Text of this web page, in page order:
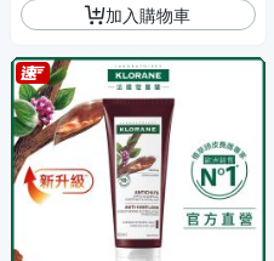
加入購物車